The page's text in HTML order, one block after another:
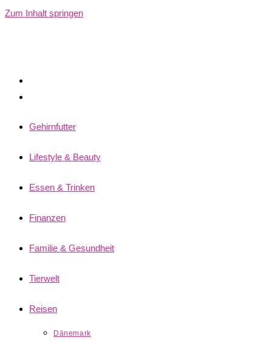
Zum Inhalt springen
Gehirnfutter
Lifestyle & Beauty
Essen & Trinken
Finanzen
Familie & Gesundheit
Tierwelt
Reisen
Dänemark